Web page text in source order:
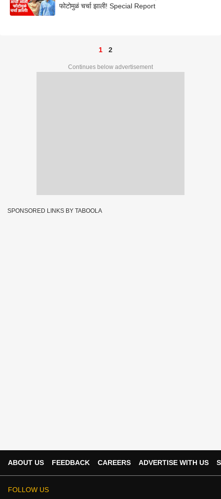
फोटोमुळं चर्चा झाली! Special Report
1 2
Continues below advertisement
SPONSORED LINKS BY TABOOLA
ABOUT US FEEDBACK CAREERS ADVERTISE WITH US
FOLLOW US